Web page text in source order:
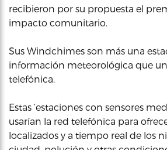
recibieron por su propuesta el
impacto comunitario.
Sus Windchimes son más una
información meteorológica que
telefónica.
Estas ‘estaciones con sensores
usarían la red telefónica para
localizados y a tiempo real de los